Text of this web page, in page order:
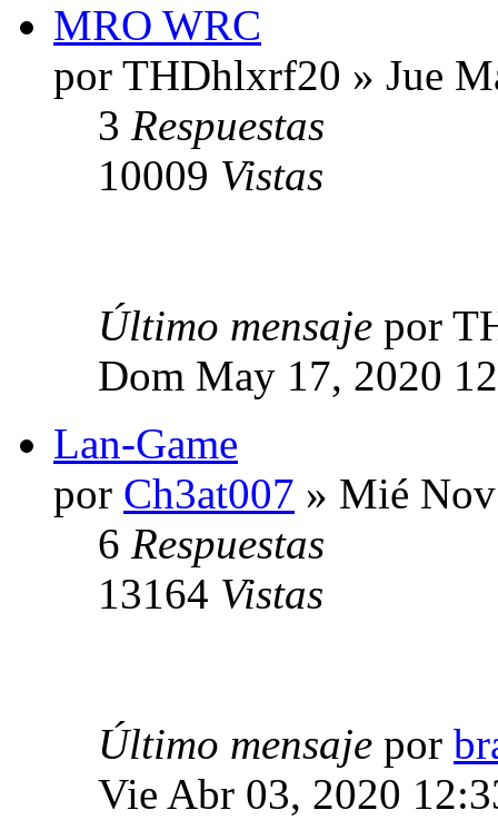
MRO WRC
por THDhlxrf20 » Jue
3 Respuestas
10009 Vistas
Último mensaje por
Dom May 17, 2020
Lan-Game
por Ch3at007 » Mié
6 Respuestas
13164 Vistas
Último mensaje por
Vie Abr 03, 2020